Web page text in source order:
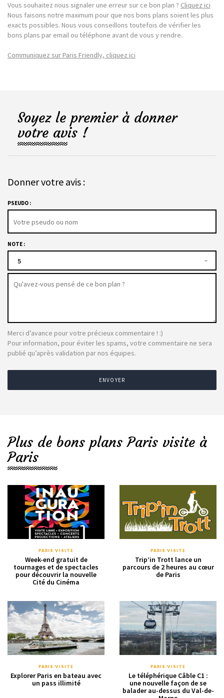
Vous souhaitez nous signaler une erreur sur ce bon plan ? Cliquez ici
Nous faisons notre maximum pour que nos bons plans soient les plus
exacts possibles. Nous vous conseillons toutefois de vérifier les
bons plans par email ou téléphone avant de vous y rendre.
Communiquez sur Paris Friendly, cliquez ici
Soyez le premier à donner
votre avis !
Donner votre avis :
PSEUDO :
NOTE :
5
Merci d’avance pour votre précieux commentaire ! :)
Pour information, pour éviter les spams, votre commentaire ne sera
publié qu’après validation par nos équipes.
ENVOYER
Plus de bons plans Paris visite à
Paris
PARIS VISITE
Week-end gratuit de
tournages et de spectacles
pour découvrir la nouvelle
Cité du Cinéma
PARIS VISITE
Trip’in Trott lance un
parcours de 2 heures au cœur
de Paris
PARIS VISITE
Explorer Paris en bateau avec
un pass illimité
PARIS VISITE
Le téléphérique Câble C1 :
une nouvelle façon de se
balader au-dessus du Val-de-